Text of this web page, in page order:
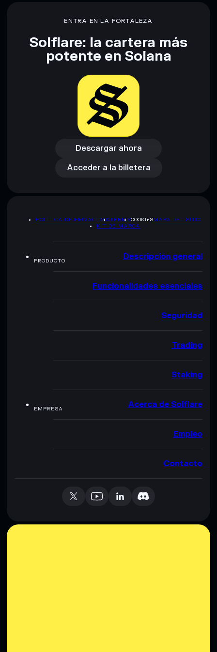
Descargo de responsabilidad: Esta información tiene
únicamente fines educativos y no constituye asesoramiento
proporcionados por rugcheck.xyz.
ENTRA EN LA FORTALEZA
Solflare: la cartera más
potente en Solana
Descargar ahora
Descargar ahora
Acceder a la billetera
Acceder a la billetera
POLÍTICA DE PRIVACIDADTERMSCOOKIESMAPA DEL SITIO
KIT DE MARCA
PRODUCTO Descripción general
Funcionalidades esenciales
Seguridad
Trading
Staking
EMPRESA Acerca de Solflare
Empleo
Contacto